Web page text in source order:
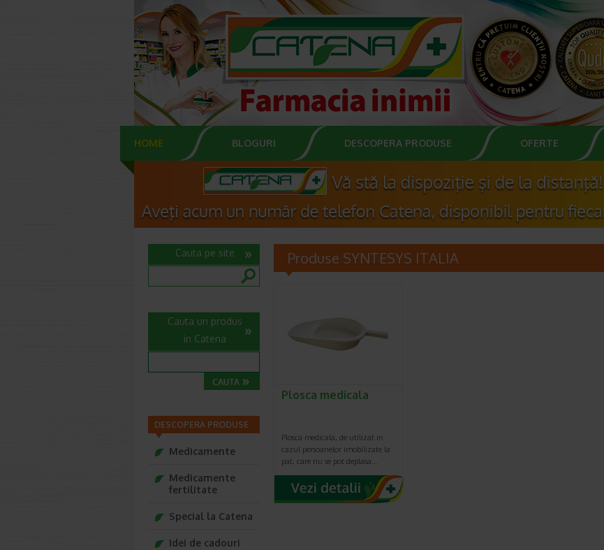
HOME BLOGURI DESCOPERA PRODUSE OFERTE
Produse SYNTESYS ITALIA
Plosca medicala
Plosca medicala, de utilizat in
cazul persoanelor imobilizate la
pat, care nu se pot deplasa…
Cauta pe site
Cauta un produs
in Catena
DESCOPERA PRODUSE
Medicamente
Medicamente
fertilitate
Special la Catena
Idei de cadouri